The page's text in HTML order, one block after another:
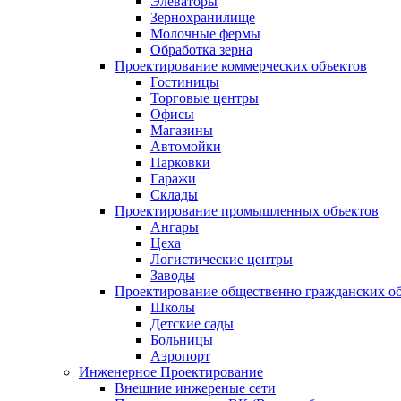
Зернохранилище
Молочные фермы
Обработка зерна
Проектирование коммерческих объектов
Гостиницы
Торговые центры
Офисы
Магазины
Автомойки
Парковки
Гаражи
Склады
Проектирование промышленных объектов
Ангары
Цеха
Логистические центры
Заводы
Проектирование общественно гражданских
Школы
Детские сады
Больницы
Аэропорт
Инженерное Проектирование
Внешние инжереные сети